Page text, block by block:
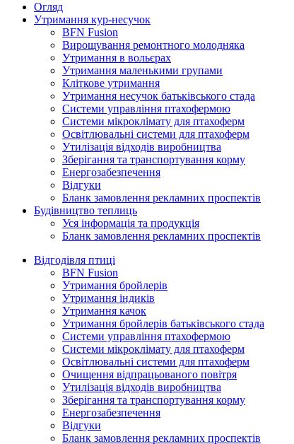
Огляд
Утримання кур-несучок
BFN Fusion
Вирощування ремонтного молодняка
Утримання в вольєрах
Утримання маленькими групами
Кліткове утримання
Утримання несучок батьківського стада
Системи управління птахофермою
Системи мікроклімату для птахоферм
Освітлювальні системи для птахоферм
Утилізація відходів виробництва
Зберігання та транспортування корму
Енергозабезпечення
Відгуки
Бланк замовлення рекламних проспектів
Будівництво теплиць
Уся інформація та продукція
Бланк замовлення рекламних проспектів
Відгодівля птиці
BFN Fusion
Утримання бройлерів
Утримання індиків
Утримання качок
Утримання бройлерів батьківського стада
Системи управління птахофермою
Системи мікроклімату для птахоферм
Освітлювальні системи для птахоферм
Очищення відпрацьованого повітря
Утилізація відходів виробництва
Зберігання та транспортування корму
Енергозабезпечення
Відгуки
Бланк замовлення рекламних проспектів